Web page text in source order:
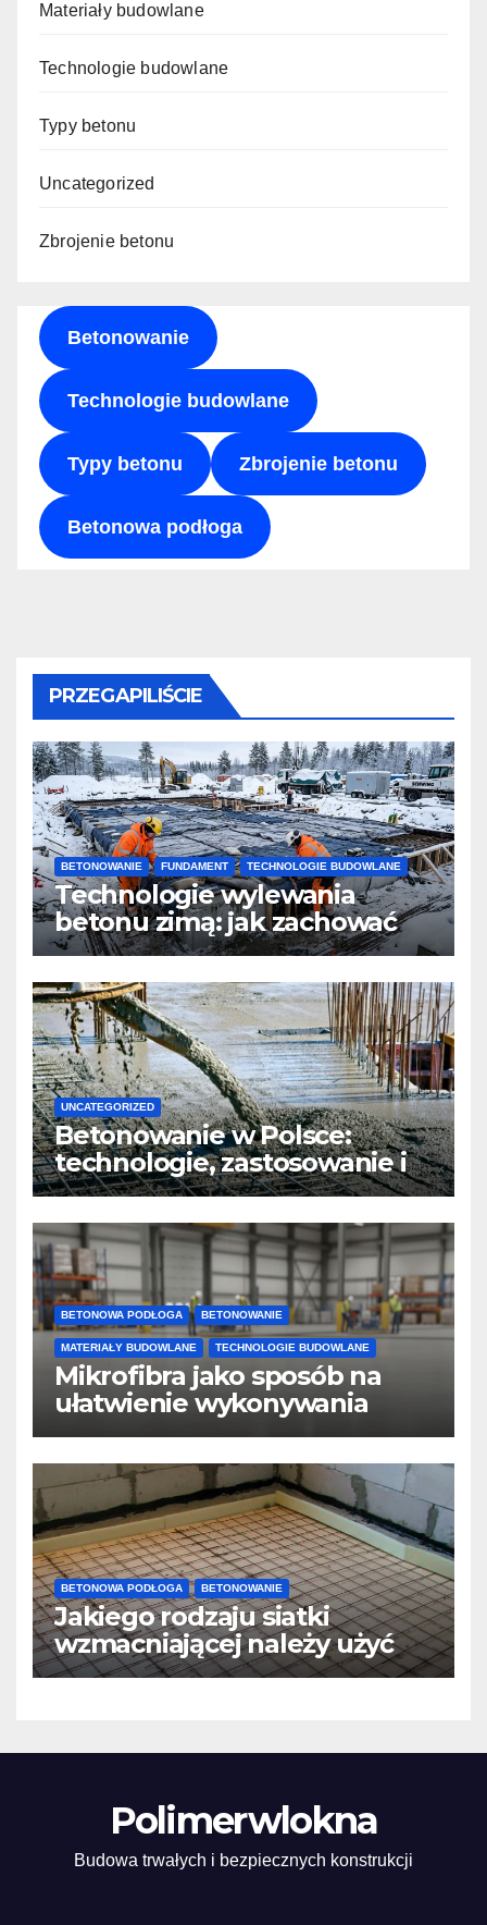
Materiały budowlane
Technologie budowlane
Typy betonu
Uncategorized
Zbrojenie betonu
Betonowanie
Technologie budowlane
Typy betonu Zbrojenie betonu
Betonowa podłoga
PRZEGAPILIŚCIE
BETONOWANIE FUNDAMENT TECHNOLOGIE BUDOWLANE
Technologie wylewania
betonu zimą: jak zachować
jakość i przyspieszyć
twardnienie
UNCATEGORIZED
Betonowanie w Polsce:
technologie, zastosowanie i
design
BETONOWA PODŁOGA BETONOWANIE
MATERIAŁY BUDOWLANE TECHNOLOGIE BUDOWLANE
Mikrofibra jako sposób na
ułatwienie wykonywania
posadzek betonowych i
konstrukcji
BETONOWA PODŁOGA BETONOWANIE
Jakiego rodzaju siatki
wzmacniającej należy użyć
do wylewek podłogowych?
Polimerwlokna
Budowa trwałych i bezpiecznych konstrukcji